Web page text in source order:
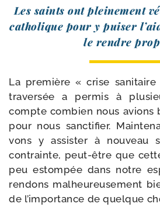
Les saints ont plei­ne­ment
catho­lique pour y pui­ser
le rendre
La pre­mière « crise
tra­ver­sée a per­mis à
compte com­bien nous avions
pour nous sanc­ti­fier.
vons y assis­ter à nou­veau
contrainte, peut-​être que
peu estom­pée dans notre
ren­dons mal­heu­reu­se­ment
de l’im­por­tance de quelque